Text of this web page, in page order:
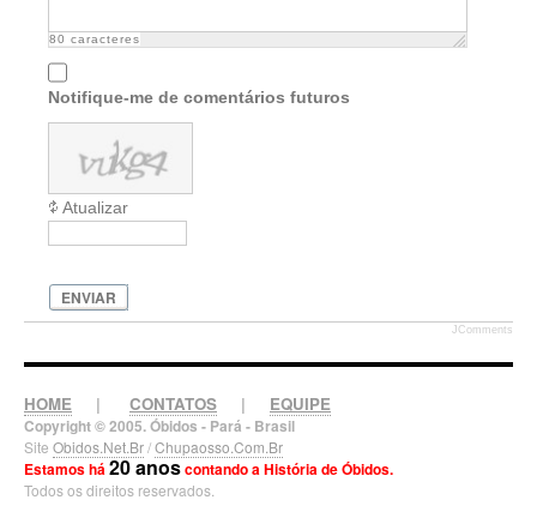
80 caracteres
Notifique-me de comentários futuros
Atualizar
ENVIAR
JComments
HOME | CONTATOS | EQUIPE
Copyright © 2005. Óbidos - Pará - Brasil
Site Obidos.Net.Br/Chupaosso.Com.Br
Estamos há20 anoscontando a História de Óbidos.
Todos os direitos reservados.